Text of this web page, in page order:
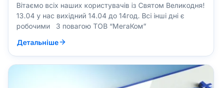
Вітаємо всіх наших користувачів із Святом Великодня!
13.04 у нас вихідний 14.04 до 14год. Всі інші дні є
робочими З повагою ТОВ “МегаКом”
Детальніше